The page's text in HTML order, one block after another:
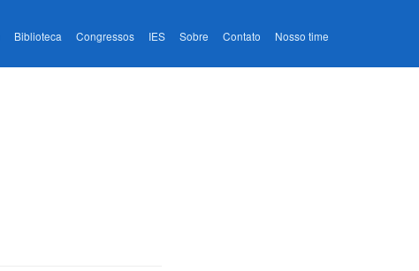
Biblioteca Congressos IES Sobre Contato Nosso time